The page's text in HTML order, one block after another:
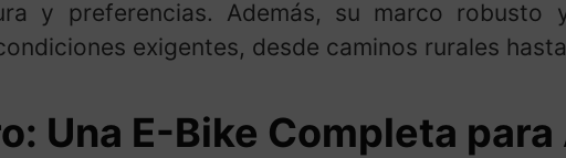
y preferencias. Además, su marco robusto
exigentes, desde caminos rurales
Una E-Bike Completa